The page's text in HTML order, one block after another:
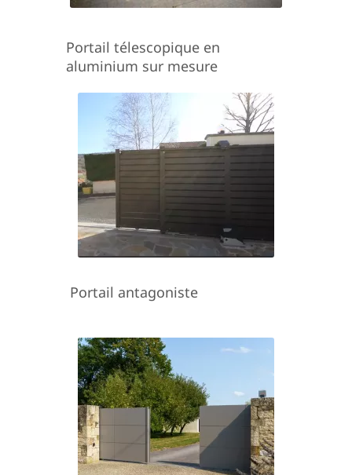
Portail télescopique en
aluminium sur mesure
Portail antagoniste